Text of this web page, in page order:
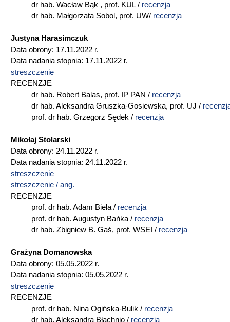
dr hab. Wacław Bąk , prof. KUL / recenzja
dr hab. Małgorzata Sobol, prof. UW/ recenzja
Justyna Harasimczuk
Data obrony: 17.11.2022 r.
Data nadania stopnia: 17.11.2022 r.
streszczenie
RECENZJE
dr hab. Robert Balas, prof. IP PAN / recenzja
dr hab. Aleksandra Gruszka-Gosiewska, prof. UJ /
prof. dr hab. Grzegorz Sędek / recenzja
Mikołaj Stolarski
Data obrony: 24.11.2022 r.
Data nadania stopnia: 24.11.2022 r.
streszczenie
streszczenie / ang.
RECENZJE
prof. dr hab. Adam Biela / recenzja
prof. dr hab. Augustyn Bańka / recenzja
dr hab. Zbigniew B. Gaś, prof. WSEI / recenzja
Grażyna Domanowska
Data obrony: 05.05.2022 r.
Data nadania stopnia: 05.05.2022 r.
streszczenie
RECENZJE
prof. dr hab. Nina Ogińska-Bulik / recenzja
dr hab. Aleksandra Błachnio / recenzja